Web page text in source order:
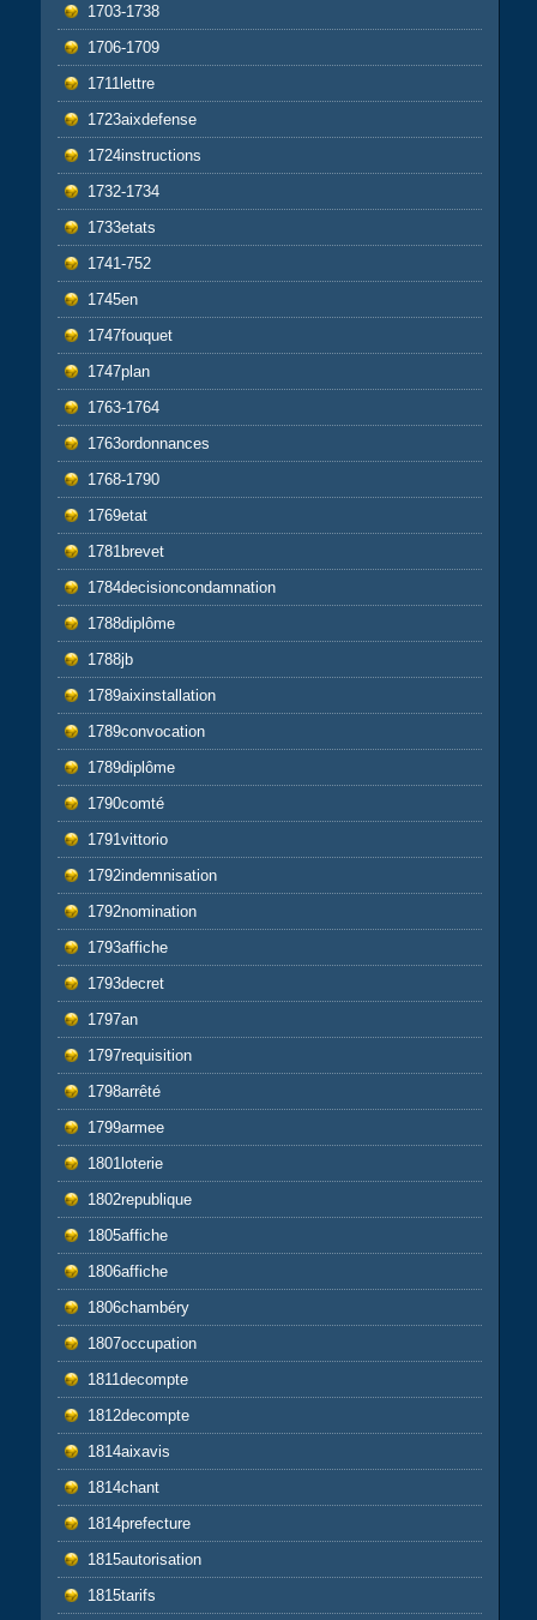
1703-1738
1706-1709
1711lettre
1723aixdefense
1724instructions
1732-1734
1733etats
1741-752
1745en
1747fouquet
1747plan
1763-1764
1763ordonnances
1768-1790
1769etat
1781brevet
1784decisioncondamnation
1788diplôme
1788jb
1789aixinstallation
1789convocation
1789diplôme
1790comté
1791vittorio
1792indemnisation
1792nomination
1793affiche
1793decret
1797an
1797requisition
1798arrêté
1799armee
1801loterie
1802republique
1805affiche
1806affiche
1806chambéry
1807occupation
1811decompte
1812decompte
1814aixavis
1814chant
1814prefecture
1815autorisation
1815tarifs